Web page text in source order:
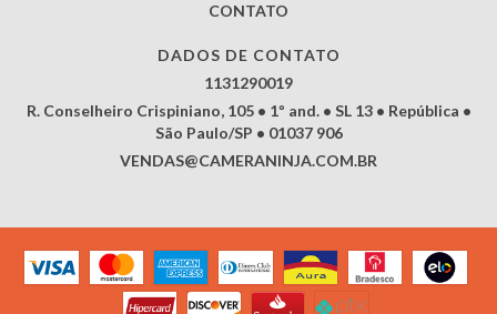
CONTATO
DADOS DE CONTATO
1131290019
R. Conselheiro Crispiniano, 105 • 1º and. • SL 13 • República •
São Paulo/SP • 01037 906
VENDAS@CAMERANINJA.COM.BR